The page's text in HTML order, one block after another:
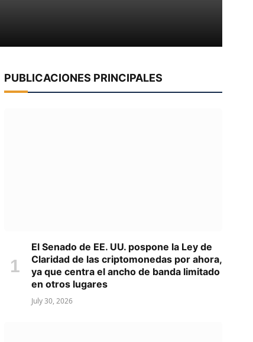
PUBLICACIONES PRINCIPALES
El Senado de EE. UU. pospone la Ley de
Claridad de las criptomonedas por ahora,
ya que centra el ancho de banda limitado
en otros lugares
July 30, 2026